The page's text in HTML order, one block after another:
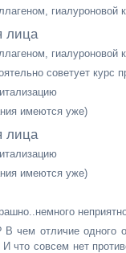
гиалуроновой
лица
гиалуроновой
советует курс
имеются уже)
лица
имеются уже)
В чем отличие одного
И что совсем нет